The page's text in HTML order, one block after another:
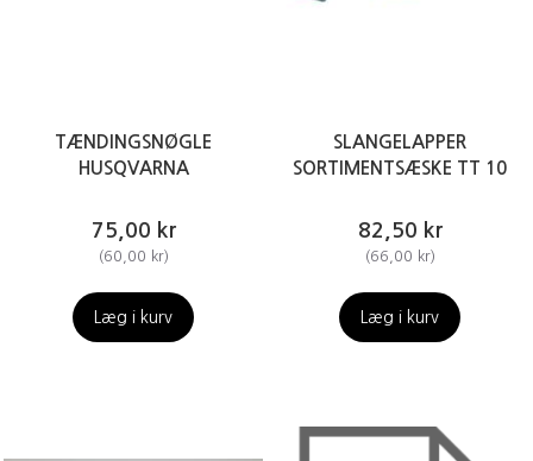
TÆNDINGSNØGLE
HUSQVARNA
75,00 kr
(60,00 kr)
Læg i kurv
SLANGELAPPER
SORTIMENTSÆSKE TT 10
82,50 kr
(66,00 kr)
Læg i kurv